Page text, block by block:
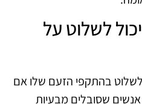
יכול לשלוט על
בהתקפי הזעם שלו אם
שסובלים מבעיות